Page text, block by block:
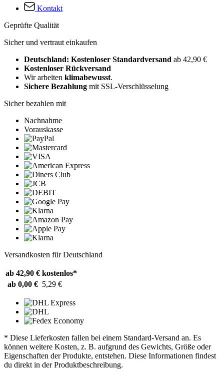
Kontakt
Geprüfte Qualität
Sicher und vertraut einkaufen
Deutschland: Kostenloser Standardversand ab 42,90 €
Kostenloser Rückversand
Wir arbeiten klimabewusst.
Sichere Bezahlung mit SSL-Verschlüsselung
Sicher bezahlen mit
Nachnahme
Vorauskasse
Versandkosten für Deutschland
ab 42,90 € kostenlos*
ab 0,00 € 5,29 €
* Diese Lieferkosten fallen bei einem Standard-Versand an. Es
können weitere Kosten, z. B. aufgrund des Gewichts, Größe oder
Eigenschaften der Produkte, entstehen. Diese Informationen findest
du direkt in der Produktbeschreibung.